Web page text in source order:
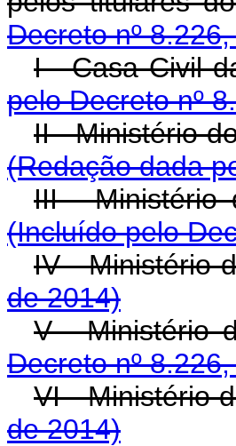
Decreto nº
I - Casa Civil
pelo Decreto nº
II - Ministério
(Redação dada
III - Ministério
(Incluído pelo
IV - Ministério
de 2014)
V - Ministério
Decreto nº
VI - Ministério
de 2014)